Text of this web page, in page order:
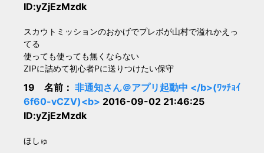
ID:yZjEzMzdk
スカウトミッションのおかげでプレボが山村で溢れかえっ
てる
使っても使っても無くならない
ZIPに詰めて初心者Pに送りつけたい保守
19 名前： 非通知さん＠アプリ起動中 </b>(ﾜｯﾁｮｲ
6f60-vCZV)<b> 2016-09-02 21:46:25
ID:yZjEzMzdk
ほしゅ